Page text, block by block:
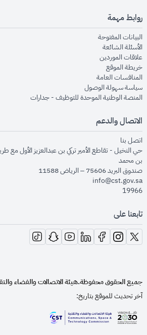
روابط مهمة
البيانات المفتوحةopens in new window
الأسئلة الشائعةopens in new window
علاقات الموردينopens in new window
خريطة الموقعopens in new window
المنافسات العامةopens in new window
سياسة سهولة الوصولopens in new window
المنصة الوطنية الموحدة للتوظيف - جداراتwindow
الاتصال والدعم
اتصل بنا
حي النخيل - تقاطع الأمير تركي بن عبدالعزيز الأول مع
بن محمد
صندوق البريد 75606 – الرياض 11588
info@cst.gov.sa
19966
تابعنا على
opens in new window
opens in new window
opens in new window
opens in new window
opens in new window
in new window
new window
جميع الحقوق محفوظة.هيئة الاتصالات والفضاء
آخر تحديث للموقع بتاريخ: